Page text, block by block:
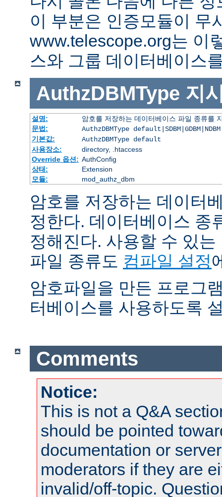
이 부분은 인증모듈이 무
www.telescope.org는 이
스와 그룹 데이터베이스
AuthzDBMType 지
설명:
암호를 저장하는 데이터베이스 파일 종류를
문법:
AuthzDBMType
기본값:
AuthzDBMType default
사용장소:
directory, .htaccess
Override 옵션: AuthConfig
상태:
Extension
모듈:
mod_authz_dbm
암호를 저장하는 데이터
정한다. 데이터베이스 종
정해진다. 사용할 수 있
파일 종류도 컴파일 설정
암호파일을 만든 프로그
터베이스를 사용하도록
Comments
Notice:
This is not a Q&A
should be pointed
documentation or
moderators if they are
invalid/off-topic.